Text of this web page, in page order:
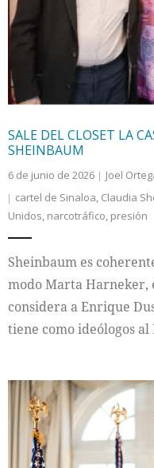
Internacional
Cultura
SALE DEL CLOSET LA
SHEINBAUM
6 de junio de 2026 Joel
cartel de Sinaloa, Claudia
Unidos, narcotráfico, presión
Sheinbaum es
modo Marta Harneker,
considera a Enrique
tiene como ideólogos al